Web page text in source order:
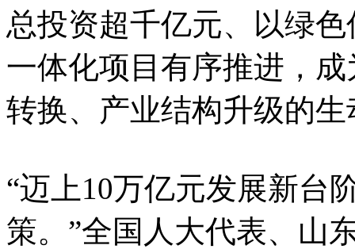
总投资超千亿元、以绿
一体化项目有序推进，
转换、产业结构升级的
“迈上10万亿元发展新台
策。”全国人大代表、山